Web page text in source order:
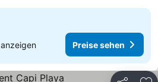
anzeigen Preise sehen